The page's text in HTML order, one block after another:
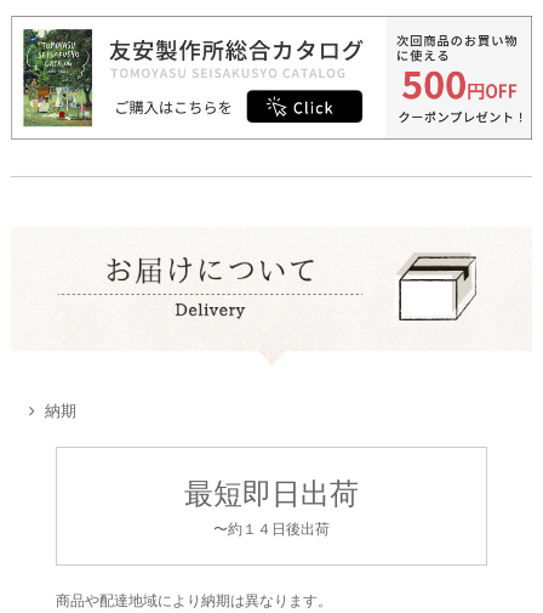
納期
最短即日出荷
〜約１４日後出荷
商品や配達地域により納期は異なります。